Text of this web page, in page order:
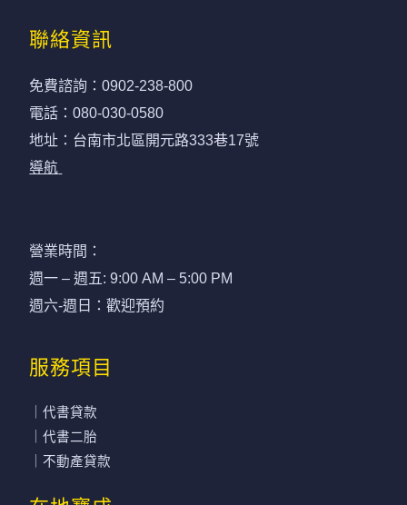
聯絡資訊
免費諮詢：0902-238-800
電話：080-030-0580
地址：台南市北區開元路333巷17號
導航
營業時間：
週一 – 週五: 9:00 AM – 5:00 PM
週六-週日：歡迎預約
服務項目
｜代書貸款
｜代書二胎
｜不動產貸款